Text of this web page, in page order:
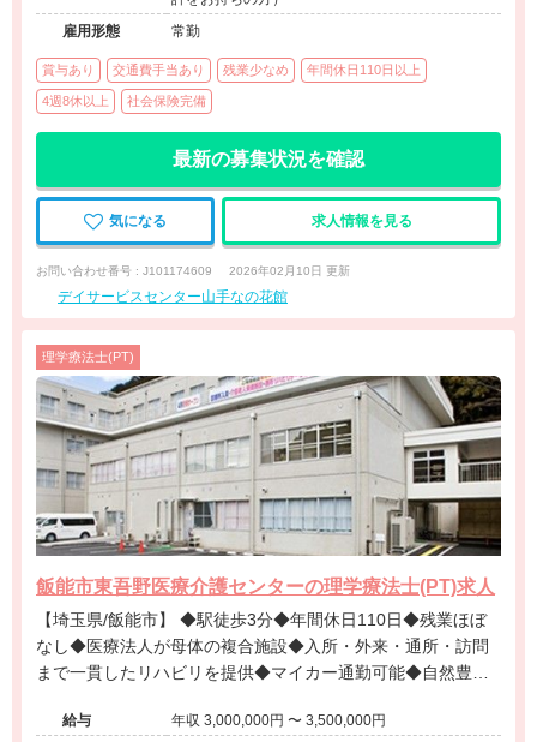
雇用形態
常勤
賞与あり 交通費手当あり 残業少なめ 年間休日110日以上
4週8休以上 社会保険完備
最新の募集状況を確認
気になる 求人情報を見る
お問い合わせ番号 : J101174609 2026年02月10日 更新
デイサービスセンター山手なの花館
理学療法士(PT)
飯能市東吾野医療介護センターの理学療法士(PT)求人
【埼玉県/飯能市】 ◆駅徒歩3分◆年間休日110日◆残業ほぼ
なし◆医療法人が母体の複合施設◆入所・外来・通所・訪問
まで一貫したリハビリを提供◆マイカー通勤可能◆自然豊か
給与
年収 3,000,000円 〜 3,500,000円